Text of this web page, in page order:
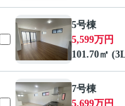
5号棟
5,599万円
101.70㎡
7号棟
5,699万円